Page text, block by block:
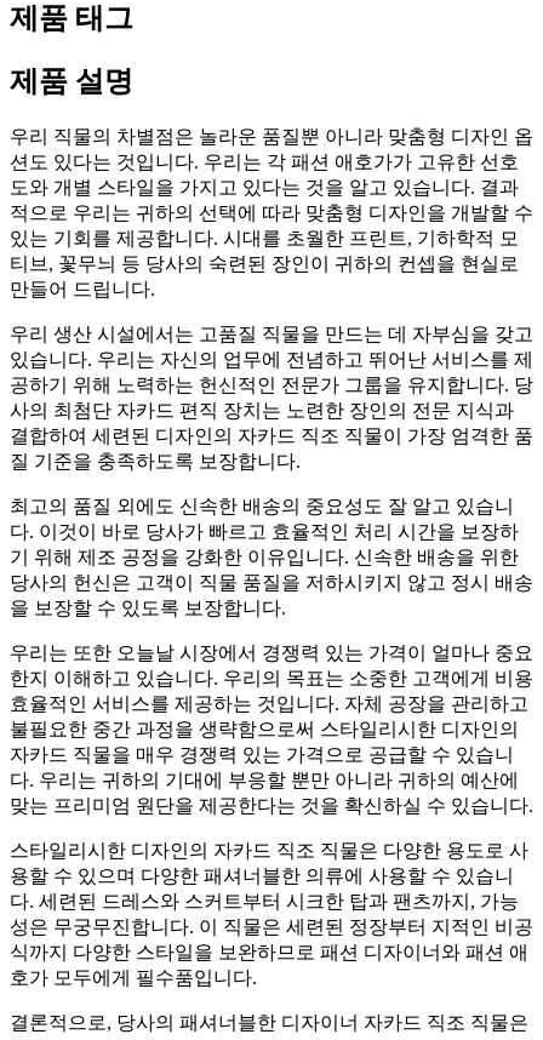
제품 태그
제품 설명
우리 직물의 차별점은 놀라운 품질뿐 아니라 맞춤형 디자인 옵
션도 있다는 것입니다. 우리는 각 패션 애호가가 고유한 선호
도와 개별 스타일을 가지고 있다는 것을 알고 있습니다. 결과
적으로 우리는 귀하의 선택에 따라 맞춤형 디자인을 개발할 수
있는 기회를 제공합니다. 시대를 초월한 프린트, 기하학적 모
티브, 꽃무늬 등 당사의 숙련된 장인이 귀하의 컨셉을 현실로
만들어 드립니다.
우리 생산 시설에서는 고품질 직물을 만드는 데 자부심을 갖고
있습니다. 우리는 자신의 업무에 전념하고 뛰어난 서비스를 제
공하기 위해 노력하는 헌신적인 전문가 그룹을 유지합니다. 당
사의 최첨단 자카드 편직 장치는 노련한 장인의 전문 지식과
결합하여 세련된 디자인의 자카드 직조 직물이 가장 엄격한 품
질 기준을 충족하도록 보장합니다.
최고의 품질 외에도 신속한 배송의 중요성도 잘 알고 있습니
다. 이것이 바로 당사가 빠르고 효율적인 처리 시간을 보장하
기 위해 제조 공정을 강화한 이유입니다. 신속한 배송을 위한
당사의 헌신은 고객이 직물 품질을 저하시키지 않고 정시 배송
을 보장할 수 있도록 보장합니다.
우리는 또한 오늘날 시장에서 경쟁력 있는 가격이 얼마나 중요
한지 이해하고 있습니다. 우리의 목표는 소중한 고객에게 비용
효율적인 서비스를 제공하는 것입니다. 자체 공장을 관리하고
불필요한 중간 과정을 생략함으로써 스타일리시한 디자인의
자카드 직물을 매우 경쟁력 있는 가격으로 공급할 수 있습니
다. 우리는 귀하의 기대에 부응할 뿐만 아니라 귀하의 예산에
맞는 프리미엄 원단을 제공한다는 것을 확신하실 수 있습니다.
스타일리시한 디자인의 자카드 직조 직물은 다양한 용도로 사
용할 수 있으며 다양한 패셔너블한 의류에 사용할 수 있습니
다. 세련된 드레스와 스커트부터 시크한 탑과 팬츠까지, 가능
성은 무궁무진합니다. 이 직물은 세련된 정장부터 지적인 비공
식까지 다양한 스타일을 보완하므로 패션 디자이너와 패션 애
호가 모두에게 필수품입니다.
결론적으로, 당사의 패셔너블한 디자이너 자카드 직조 직물은